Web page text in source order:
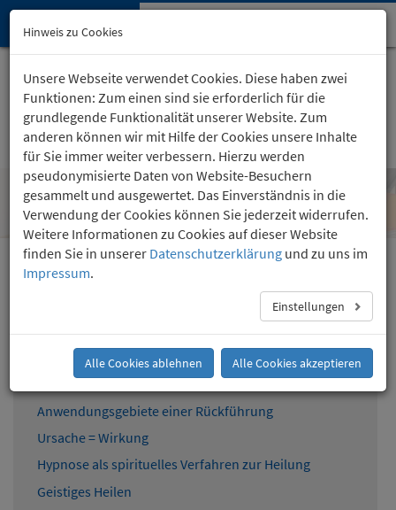
Hypnose-Institut
(0221) 36 757 24
Gründe für eine Rückführung
Rückführung
Wie läuft eine Rückführung ab?
Gründe für eine Rückführung
Begleitperson während einer Rückführung
Anwendungsgebiete einer Rückführung
Ursache = Wirkung
Hypnose als spirituelles Verfahren zur Heilung
Geistiges Heilen
Hinweis zu Cookies
Unsere Webseite verwendet Cookies. Diese haben zwei
Funktionen: Zum einen sind sie erforderlich für die
grundlegende Funktionalität unserer Website. Zum
anderen können wir mit Hilfe der Cookies unsere Inhalte
für Sie immer weiter verbessern. Hierzu werden
pseudonymisierte Daten von Website-Besuchern
gesammelt und ausgewertet. Das Einverständnis in die
Verwendung der Cookies können Sie jederzeit widerrufen.
Weitere Informationen zu Cookies auf dieser Website
finden Sie in unserer Datenschutzerklärung und zu uns im
Impressum.
Einstellungen
Alle Cookies ablehnen Alle Cookies akzeptieren